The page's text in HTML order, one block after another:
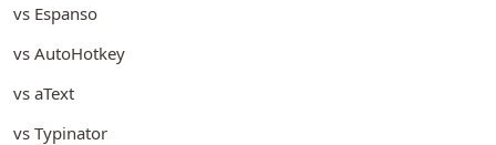
vs Espanso
vs AutoHotkey
vs aText
vs Typinator